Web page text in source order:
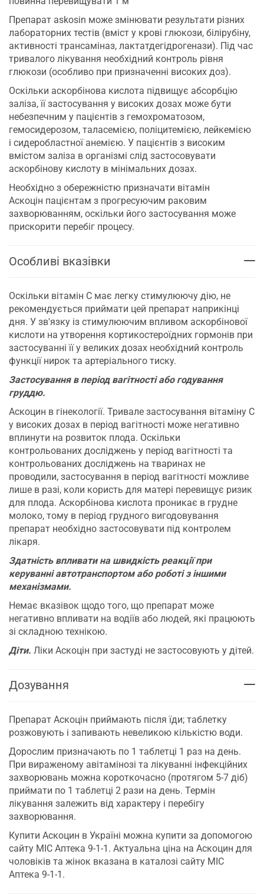
Препарат askosin може змінювати результати різних
лабораторних тестів (вміст у крові глюкози, білірубіну,
активності трансаміназ, лактатдегідрогенази). Під час
тривалого лікування необхідний контроль рівня
глюкози (особливо при призначенні високих доз).
Оскільки аскорбінова кислота підвищує абсорбцію
заліза, її застосування у високих дозах може бути
небезпечним у пацієнтів з гемохроматозом,
гемосидерозом, таласемією, поліцитемією, лейкемією
і сидеробластної анемією. У пацієнтів з високим
вмістом заліза в організмі слід застосовувати
аскорбінову кислоту в мінімальних дозах.
Необхідно з обережністю призначати вітамін
Аскоцін пацієнтам з прогресуючим раковим
захворюванням, оскільки його застосування може
прискорити перебіг процесу.
Особливі вказівки
Оскільки вітамін С має легку стимулюючу дію, не
рекомендується приймати цей препарат наприкінці
дня. У зв'язку із стимулюючим впливом аскорбінової
кислоти на утворення кортикостероїдних гормонів при
застосуванні її у великих дозах необхідний контроль
функції нирок та артеріального тиску.
Застосування в період вагітності або годування
груддю.
Аскоцин в гінекології. Тривале застосування вітаміну С
у високих дозах в період вагітності може негативно
вплинути на розвиток плода. Оскільки
контрольованих досліджень у період вагітності та
контрольованих досліджень на тваринах не
проводили, застосування в період вагітності можливе
лише в разі, коли користь для матері перевищує ризик
для плода. Аскорбінова кислота проникає в грудне
молоко, тому в період грудного вигодовування
препарат необхідно застосовувати під контролем
лікаря.
Здатність впливати на швидкість реакції при
керуванні автотранспортом або роботі з іншими
механізмами.
Немає вказівок щодо того, що препарат може
негативно впливати на водіїв або людей, які працюють
зі складною технікою.
Діти. Ліки Аскоцін при застуді не застосовують у дітей.
Дозування
Препарат Аскоцін приймають після їди; таблетку
розжовують і запивають невеликою кількістю води.
Дорослим призначають по 1 таблетці 1 раз на день.
При вираженому авітамінозі та лікуванні інфекційних
захворювань можна короткочасно (протягом 5-7 діб)
приймати по 1 таблетці 2 рази на день. Термін
лікування залежить від характеру і перебігу
захворювання.
Купити Аскоцин в Україні можна купити за допомогою
сайту МІС Аптека 9-1-1. Актуальна ціна на Аскоцин для
чоловіків та жінок вказана в каталозі сайту МІС
Аптека 9-1-1.